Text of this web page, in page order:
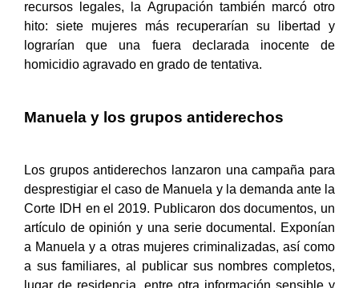
recursos legales, la Agrupación también marcó otro
hito: siete mujeres más recuperarían su libertad y
lograrían que una fuera declarada inocente de
homicidio agravado en grado de tentativa.
Manuela y los grupos antiderechos
Los grupos antiderechos lanzaron una campaña para
desprestigiar el caso de Manuela y la demanda ante la
Corte IDH en el 2019. Publicaron dos documentos, un
artículo de opinión y una serie documental. Exponían
a Manuela y a otras mujeres criminalizadas, así como
a sus familiares, al publicar sus nombres completos,